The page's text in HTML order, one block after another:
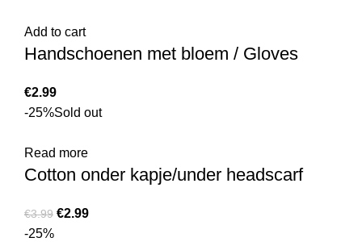
Add to cart
Handschoenen met bloem / Gloves
€2.99
-25%Sold out
Read more
Cotton onder kapje/under headscarf
€3.99 €2.99
-25%